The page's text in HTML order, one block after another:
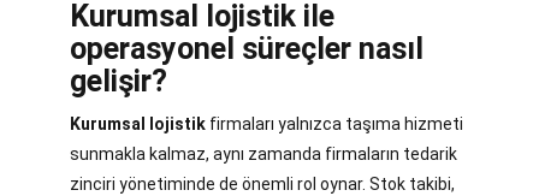
Kurumsal lojistik ile
operasyonel süreçler nasıl
gelişir?
Kurumsal lojistik firmaları yalnızca taşıma hizmeti
sunmakla kalmaz, aynı zamanda firmaların tedarik
zinciri yönetiminde de önemli rol oynar. Stok takibi,